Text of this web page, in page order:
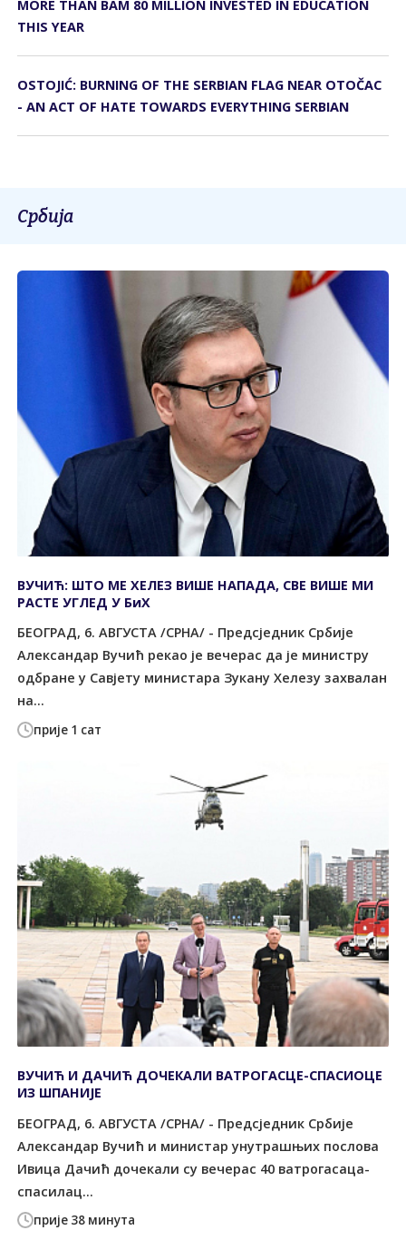
MORE THAN BAM 80 MILLION INVESTED IN EDUCATION
THIS YEAR
OSTOJIĆ: BURNING OF THE SERBIAN FLAG NEAR OTOČAC
- AN ACT OF HATE TOWARDS EVERYTHING SERBIAN
Србија
прије 1 сат
ВУЧИЋ: ШТО МЕ ХЕЛЕЗ ВИШЕ НАПАДА, СВЕ ВИШЕ МИ
РАСТЕ УГЛЕД У БиХ
БЕОГРАД, 6. АВГУСТА /СРНА/ - Предсједник Србије
Александар Вучић рекао је вечерас да је министру
одбране у Савјету министара Зукану Хелезу захвалан
на...
прије 38 минута
ВУЧИЋ И ДАЧИЋ ДОЧЕКАЛИ ВАТРОГАСЦЕ-СПАСИОЦЕ
ИЗ ШПАНИЈЕ
БЕОГРАД, 6. АВГУСТА /СРНА/ - Предсједник Србије
Александар Вучић и министар унутрашњих послова
Ивица Дачић дочекали су вечерас 40 ватрогасаца-
спасилац...